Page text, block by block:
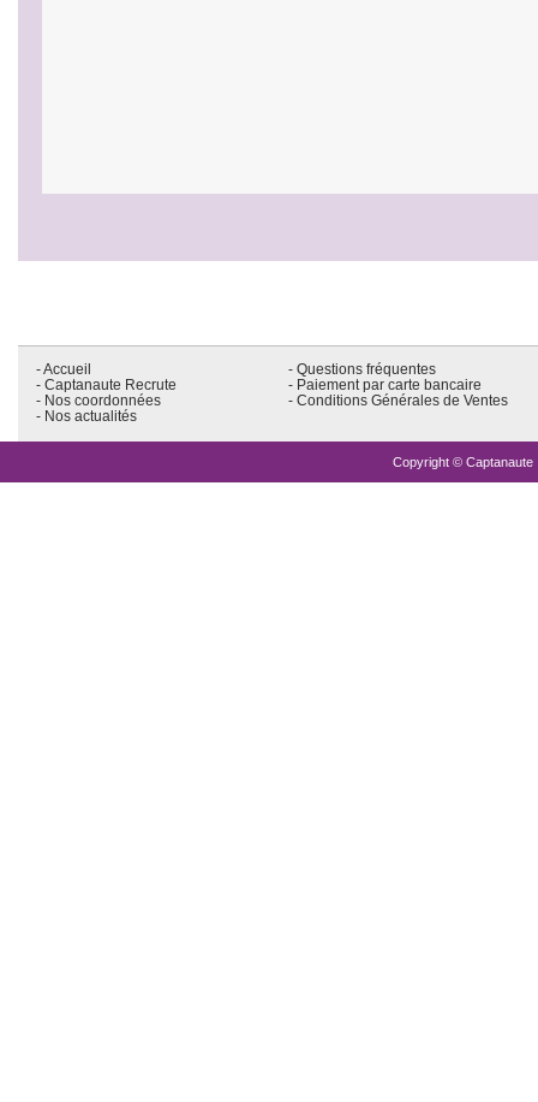
- Accueil
- Captanaute Recrute
- Nos coordonnées
- Nos actualités
- Questions fréquentes
- Paiement par carte bancaire
- Conditions Générales de Ventes
Copyright ©